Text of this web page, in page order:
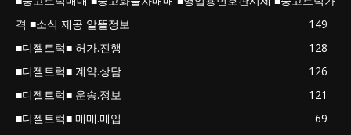
격 ■소식 제공 알뜰정보
149
■디젤트럭■ 허가.진행
128
■디젤트럭■ 계약.상담
126
■디젤트럭■ 운송.정보
121
■디젤트럭■ 매매.매입
69